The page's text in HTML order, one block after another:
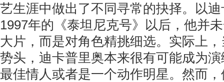
艺生涯中做出了不同寻常的抉择。以
1997年的《泰坦尼克号》以后，他并
大片，而是对角色精挑细选。实际上
势头，迪卡普里奥本来很有可能成为
最佳情人或者是一个动作明星。然而